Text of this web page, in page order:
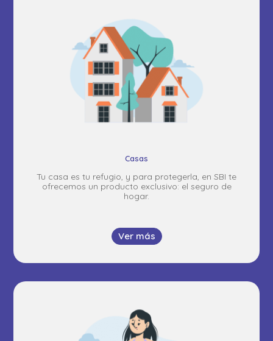
Casas
Tu casa es tu refugio, y para protegerla, en SBI te
ofrecemos un producto exclusivo: el seguro de
hogar.
Ver más